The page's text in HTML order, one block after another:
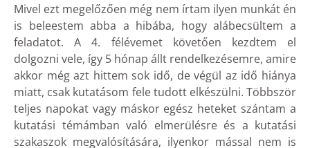
Mivel ezt megelőzően még nem írtam ilyen munkát én
is beleestem abba a hibába, hogy alábecsültem a
feladatot. A 4. félévemet követően kezdtem el
dolgozni vele, így 5 hónap állt rendelkezésemre, amire
akkor még azt hittem sok idő, de végül az idő hiánya
miatt, csak kutatásom fele tudott elkészülni. Többször
teljes napokat vagy máskor egész heteket szántam a
kutatási témámban való elmerülésre és a kutatási
szakaszok megvalósítására, ilyenkor mással nem is